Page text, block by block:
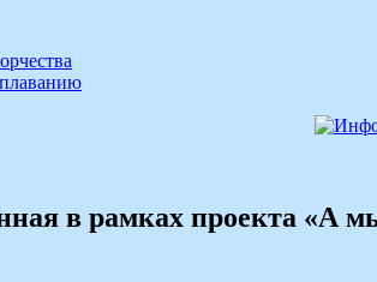
в рамках проекта «А